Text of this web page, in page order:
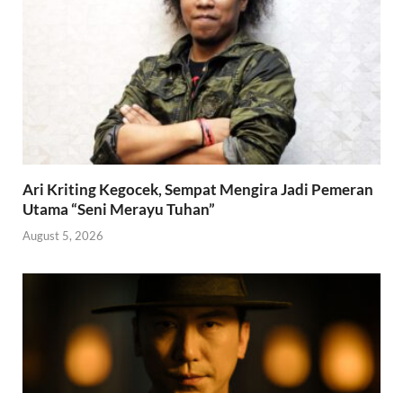
Ari Kriting Kegocek, Sempat Mengira Jadi Pemeran
Utama “Seni Merayu Tuhan”
August 5, 2026